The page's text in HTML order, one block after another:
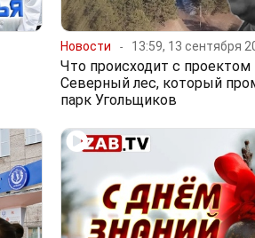
Новости 13:59, 13 сентября
Что происходит с проектом
Северный лес, который
парк Угольщиков